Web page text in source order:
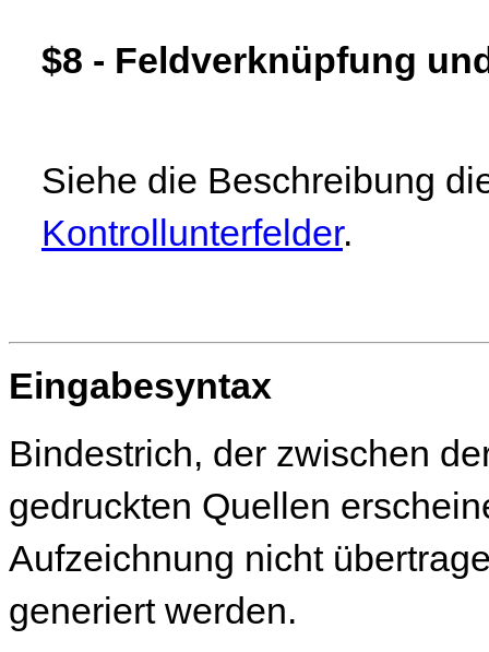
$8 - Feldverknüpfung
Siehe die Beschreibung
Kontrollunterfelder.
Eingabesyntax
Bindestrich, der zwischen
gedruckten Quellen
Aufzeichnung nicht
generiert werden.